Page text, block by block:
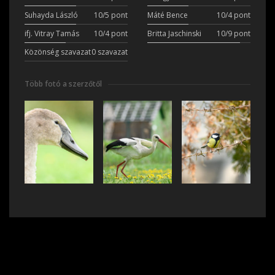
Suhayda László
10/5 pont Máté Bence
10/4 pont
ifj. Vitray Tamás
10/4 pont Britta Jaschinski
10/9 pont
Közönség szavazat0 szavazat
Több fotó a szerzőtől